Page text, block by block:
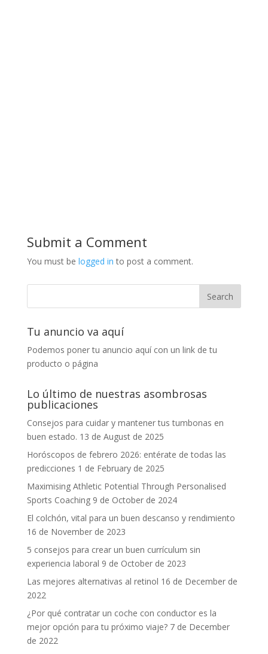
Submit a Comment
You must be logged in to post a comment.
Tu anuncio va aquí
Podemos poner tu anuncio aquí con un link de tu
producto o página
Lo último de nuestras asombrosas
publicaciones
Consejos para cuidar y mantener tus tumbonas en
buen estado. 13 de August de 2025
Horóscopos de febrero 2026: entérate de todas las
predicciones 1 de February de 2025
Maximising Athletic Potential Through Personalised
Sports Coaching 9 de October de 2024
El colchón, vital para un buen descanso y rendimiento
16 de November de 2023
5 consejos para crear un buen currículum sin
experiencia laboral 9 de October de 2023
Las mejores alternativas al retinol 16 de December de
2022
¿Por qué contratar un coche con conductor es la
mejor opción para tu próximo viaje? 7 de December
de 2022